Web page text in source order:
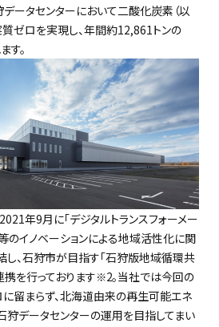
データセンターにおいて二酸化炭素（以
ゼロを実現し、年間約12,861トンの
す。
年9月に「デジタルトランスフォーメー
のイノベーションによる地域活性化に関
し、石狩市が目指す「石狩版地域循環共
を行っております※2。当社では今回の
留まらず、北海道由来の再生可能エネ
データセンターの運用を目指してまい